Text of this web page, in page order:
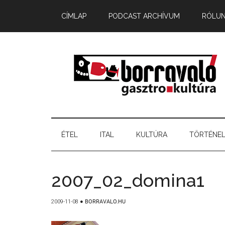
CÍMLAP PODCAST ARCHÍVUM
ÉTEL ITAL KULTÚRA
2007_02_domina1
2009-11-08 ● BORRAVALO.HU